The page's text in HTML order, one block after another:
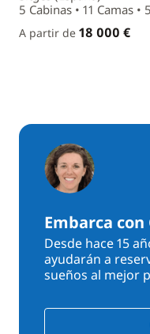
5 Cabinas • 11 Camas •
A partir de 18 000 €
Embarca
Desde hace 15
ayudarán a
sueños al mejor